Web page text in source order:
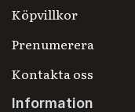
Köpvillkor
Prenumerera
Kontakta oss
Information